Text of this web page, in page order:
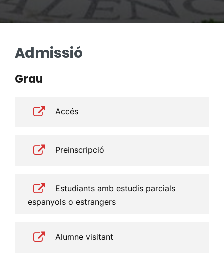
Admissió
Grau
Accés
Preinscripció
Estudiants amb estudis parcials
espanyols o estrangers
Alumne visitant